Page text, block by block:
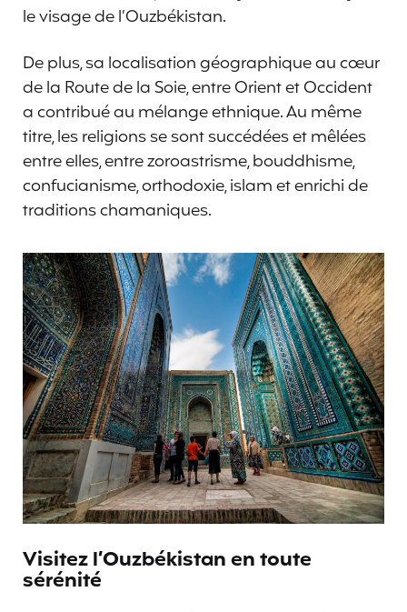
le visage de l’Ouzbékistan.
De plus, sa localisation géographique au cœur
de la Route de la Soie, entre Orient et Occident
a contribué au mélange ethnique. Au même
titre, les religions se sont succédées et mêlées
entre elles, entre zoroastrisme, bouddhisme,
confucianisme, orthodoxie, islam et enrichi de
traditions chamaniques.
Visitez l’Ouzbékistan en toute
sérénité